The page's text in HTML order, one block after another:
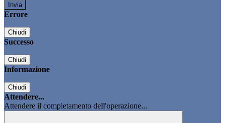
Errore
Chiudi
Successo
Chiudi
Informazione
Chiudi
Attendere...
Attendere il completamento dell'operazione...